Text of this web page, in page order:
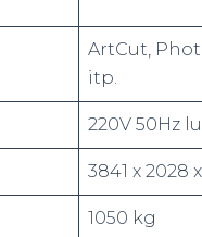
ArtCut,
itp.
220V 50Hz
3841 x 2028
1050 kg